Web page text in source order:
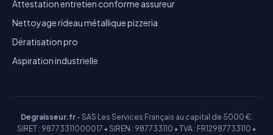
Attestation entretien conforme assureur
Nettoyage rideau métallique pizzeria
Dératisation pro
Aspiration industrielle
Degraisseur.fr- SAS Les Services Français au capital de 5000 €.
SIRET : 98773311000017 • SIREN : 987733110 • TVA : FR12987733110 •